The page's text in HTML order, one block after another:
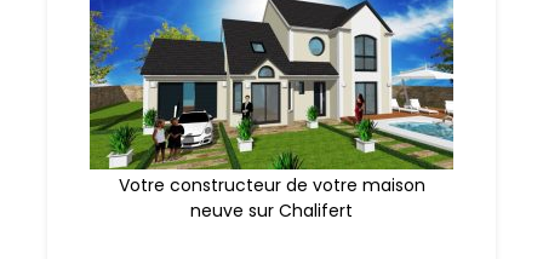
Votre constructeur de votre maison
neuve sur Chalifert